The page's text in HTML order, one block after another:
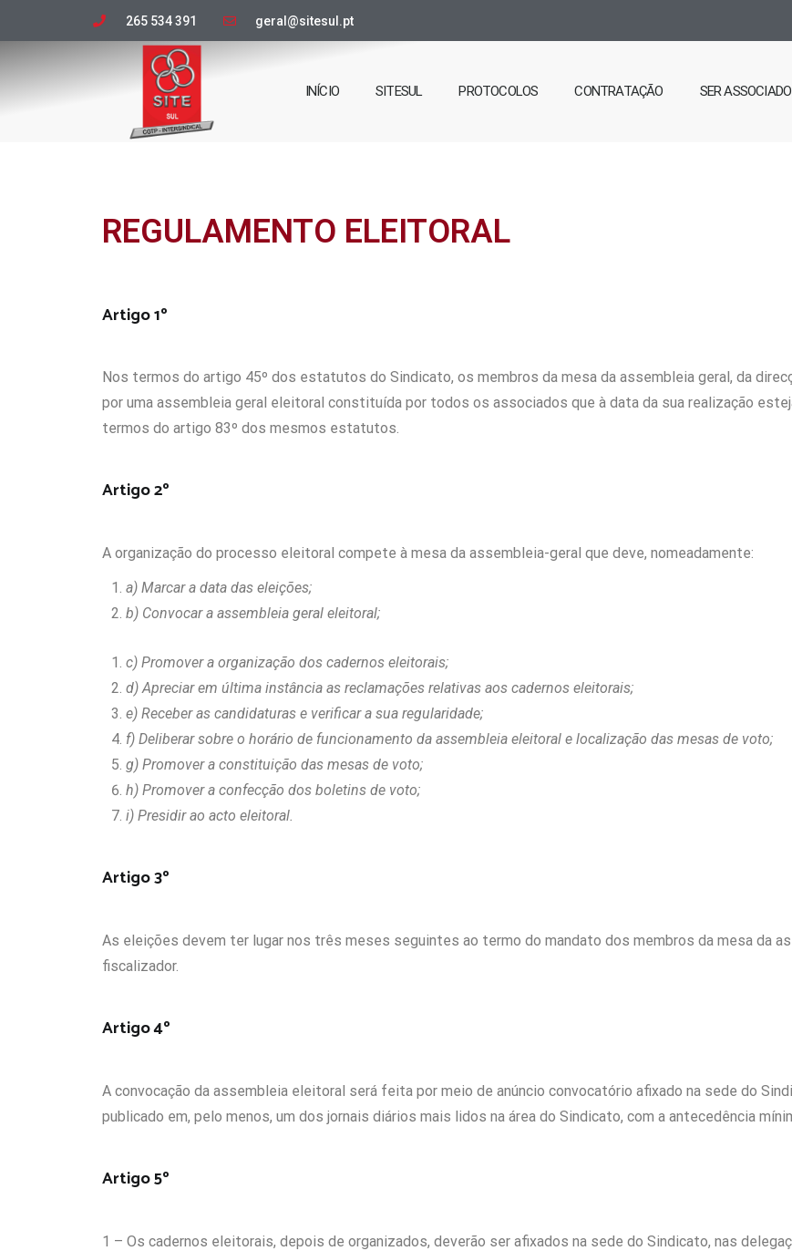
265 534 391 geral@sitesul.pt
INÍCIO SITESUL PROTOCOLOS CONTRATAÇÃO SER ASSOCIADO
REGULAMENTO ELEITORAL
Artigo 1º
Nos termos do artigo 45º dos estatutos do Sindicato, os membros da mesa da assembleia geral, da
por uma assembleia geral eleitoral constituída por todos os associados que à data da sua realização
termos do artigo 83º dos mesmos estatutos.
Artigo 2º
A organização do processo eleitoral compete à mesa da assembleia-geral que deve, nomeadamente:
a) Marcar a data das eleições;
b) Convocar a assembleia geral eleitoral;
c) Promover a organização dos cadernos eleitorais;
d) Apreciar em última instância as reclamações relativas aos cadernos eleitorais;
e) Receber as candidaturas e verificar a sua regularidade;
f) Deliberar sobre o horário de funcionamento da assembleia eleitoral e localização das mesas de voto;
g) Promover a constituição das mesas de voto;
h) Promover a confecção dos boletins de voto;
i) Presidir ao acto eleitoral.
Artigo 3º
As eleições devem ter lugar nos três meses seguintes ao termo do mandato dos membros da mesa da
fiscalizador.
Artigo 4º
A convocação da assembleia eleitoral será feita por meio de anúncio convocatório afixado na sede do
publicado em, pelo menos, um dos jornais diários mais lidos na área do Sindicato, com a antecedência
Artigo 5º
1 – Os cadernos eleitorais, depois de organizados, deverão ser afixados na sede do Sindicato, nas